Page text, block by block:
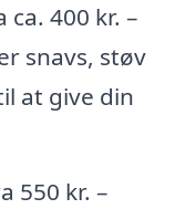
ca. 400 kr. –
snavs, støv
at give din
550 kr. –